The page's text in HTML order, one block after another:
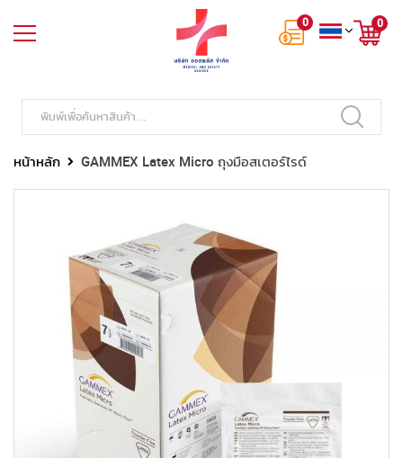
0 0
หน้าหลัก GAMMEX Latex Micro ถุงมือสเตอร์ไรด์